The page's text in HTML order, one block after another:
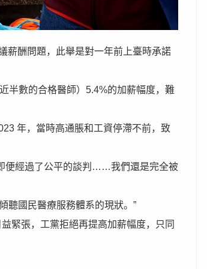
薪酬問題，此舉是對一年前上臺時承諾
半數的合格醫師）5.4%的加薪幅度，難
年，當時高通脹和工資停滯不前，致
便經過了公平的談判……我們還是完全被
聽國民醫療服務體系的現狀。”
緊張，工黨拒絕再提高加薪幅度，只同